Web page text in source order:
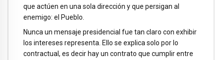
que actúen en una sola dirección y que persigan al
enemigo: el Pueblo.
Nunca un mensaje presidencial fue tan claro con exhibir
los intereses representa. Ello se explica solo por lo
contractual, es decir hay un contrato que cumplir entre